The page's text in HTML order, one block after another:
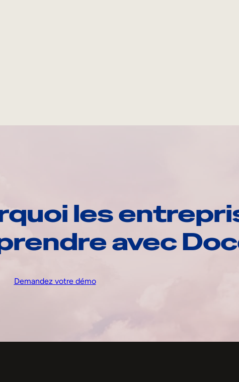
les
avec
Demandez votre démo